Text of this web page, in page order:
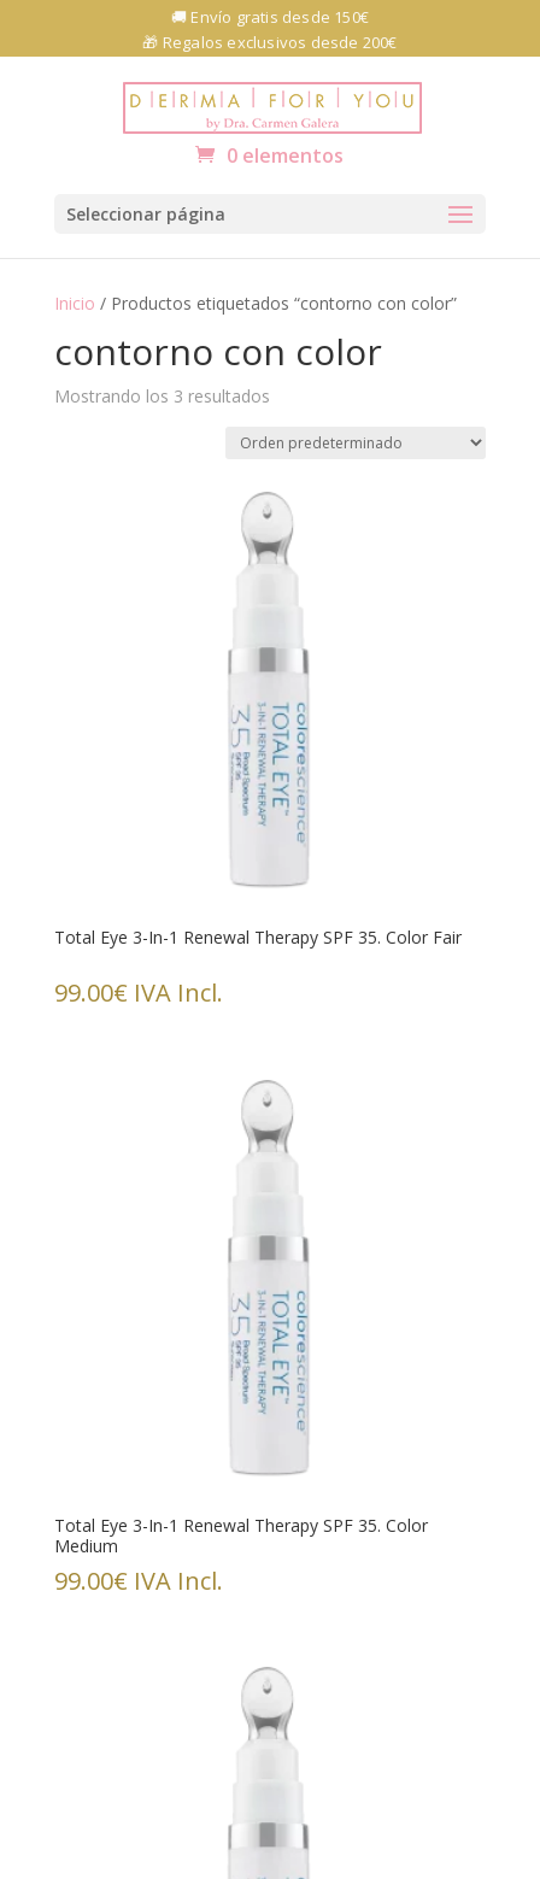
Abrir barra de herramientas
🚚 Envío gratis desde 150€
🎁 Regalos exclusivos desde 200€
0 elementos
Seleccionar página
Inicio / Productos etiquetados “contorno con color”
contorno con color
Mostrando los 3 resultados
Total Eye 3-In-1 Renewal Therapy SPF 35. Color Fair
99.00€ IVA Incl.
Total Eye 3-In-1 Renewal Therapy SPF 35. Color
Medium
99.00€ IVA Incl.